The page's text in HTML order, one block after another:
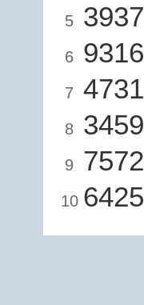
5 3937
6 9316
7 4731
8 3459
9 7572
10 6425